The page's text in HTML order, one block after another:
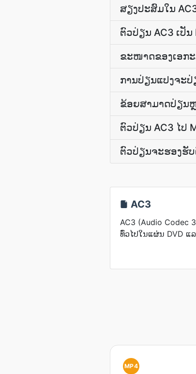
ສຽງ​ປະສົມ​ໃນ
ຕົວປ່ຽນ AC3 ເປັ
ຂະໜາດຂອງເອກະ
ການ​ປ່ຽນ​ແປງ​ຈະ​ປ່
ຂ້ອຍສາມາດປ່ຽນຫຼ
ຕົວປ່ຽນ AC3 ໄປ
ຕົວປ່ຽນ​ຈະ​ຮອງຮັບ​
AC3
AC3 (Audio Codec
ທົ່ວໄປໃນແຜ່ນ DVD ແ
MP4